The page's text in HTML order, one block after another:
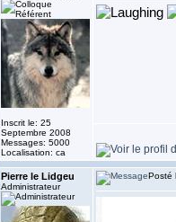
Inscrit le: 25
Septembre 2008
Messages: 5000
Localisation: ca
Pierre le Lidgeu
Administrateur
Posté